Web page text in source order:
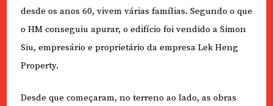
desde os anos 60, vivem várias famílias. Segundo o que
o HM conseguiu apurar, o edifício foi vendido a Simon
Siu, empresário e proprietário da empresa Lek Heng
Property.
Desde que começaram, no terreno ao lado, as obras